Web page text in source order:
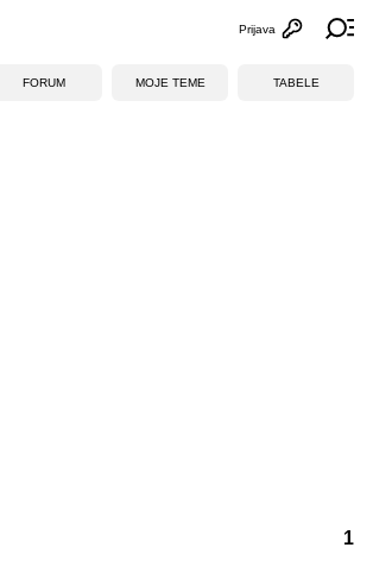
Otvori
Prijava
FORUM MOJE TEME TABELE
1